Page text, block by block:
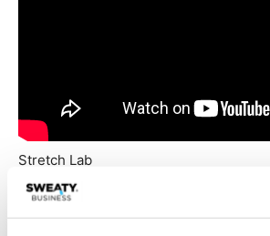
Stretch Lab
Extertainment blir